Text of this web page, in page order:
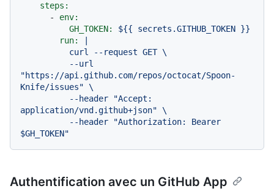
steps:
-
env:
GH_TOKEN:
${{ secrets.GITHUB_TOKEN }}
run:
"https://api.github.com/repos/octocat/Spoon-
Knife/issues" \
application/vnd.github+json" \
Authentification avec un GitHub App